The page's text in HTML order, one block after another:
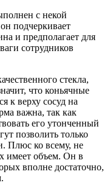
с некой
подчеркивает
и предполагает для
сотрудников
стекла,
что коньячные
верху сосуд на
важна, так как
его утонченный
позволить только
Плюс ко всему, не
имеет объем. Он в
вполне достаточно,